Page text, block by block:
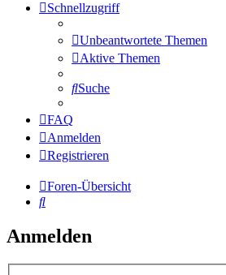
Schnellzugriff
Unbeantwortete Themen
Aktive Themen
Suche
FAQ
Anmelden
Registrieren
Foren-Übersicht
Suche
Anmelden